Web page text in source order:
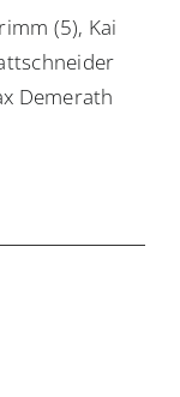
(5), Kai
Demerath